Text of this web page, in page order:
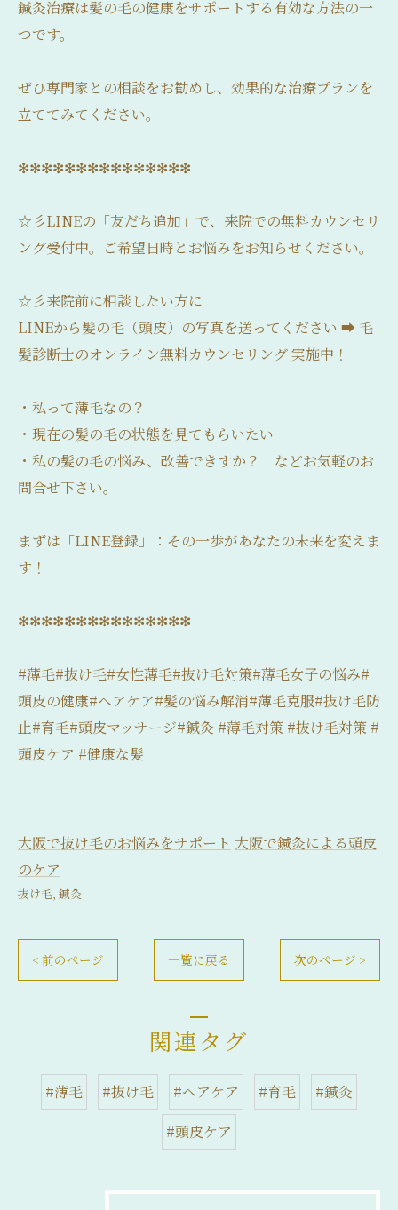
鍼灸治療は髪の毛の健康をサポートする有効な方法の一
つです。
ぜひ専門家との相談をお勧めし、効果的な治療プランを
立ててみてください。
❇❇❇❇❇❇❇❇❇❇❇❇❇❇❇
☆彡LINEの「友だち追加」で、来院での無料カウンセリ
ング受付中。ご希望日時とお悩みをお知らせください。
☆彡来院前に相談したい方に
LINEから髪の毛（頭皮）の写真を送ってください ➡ 毛
髪診断士のオンライン無料カウンセリング 実施中！
・私って薄毛なの？
・現在の髪の毛の状態を見てもらいたい
・私の髪の毛の悩み、改善できすか？ などお気軽のお
問合せ下さい。
まずは「LINE登録」：その一歩があなたの未来を変えま
す！
❇❇❇❇❇❇❇❇❇❇❇❇❇❇❇
#薄毛#抜け毛#女性薄毛#抜け毛対策#薄毛女子の悩み#
頭皮の健康#ヘアケア#髪の悩み解消#薄毛克服#抜け毛防
止#育毛#頭皮マッサージ#鍼灸 #薄毛対策 #抜け毛対策 #
頭皮ケア #健康な髪
大阪で抜け毛のお悩みをサポート 大阪で鍼灸による頭皮
のケア
抜け毛 鍼灸
< 前のページ 一覧に戻る 次のページ >
関連タグ
#薄毛 #抜け毛 #ヘアケア #育毛
#鍼灸
#頭皮ケア